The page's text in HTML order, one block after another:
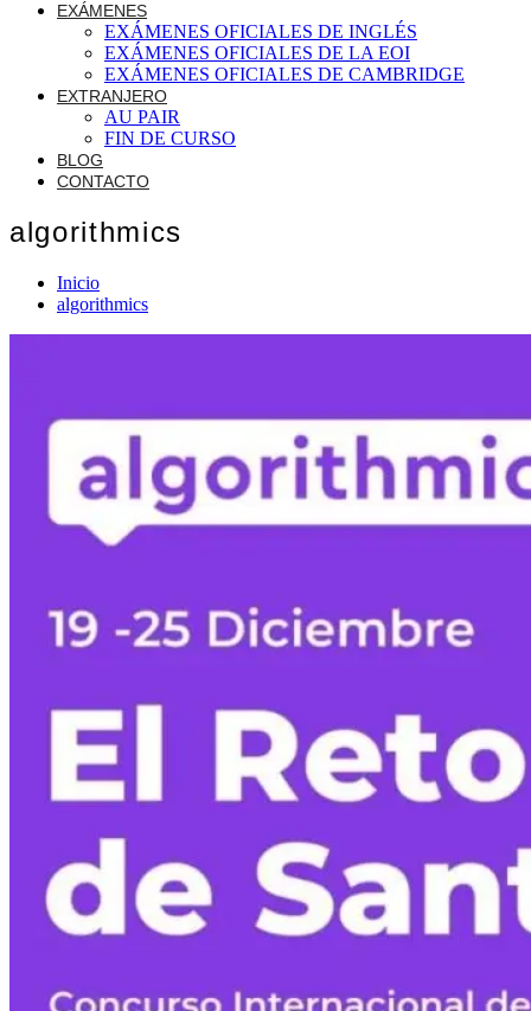
EXÁMENES
EXÁMENES OFICIALES DE INGLÉS
EXÁMENES OFICIALES DE LA EOI
EXÁMENES OFICIALES DE CAMBRIDGE
EXTRANJERO
AU PAIR
FIN DE CURSO
BLOG
CONTACTO
algorithmics
Inicio
algorithmics